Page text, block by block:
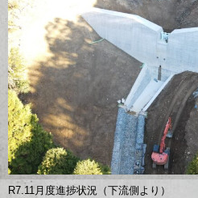
R7.11月度進捗状況（下流側より）